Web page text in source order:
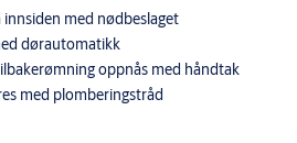
med nødbeslaget
dørautomatikk
oppnås med håndtak
med plomberingstråd